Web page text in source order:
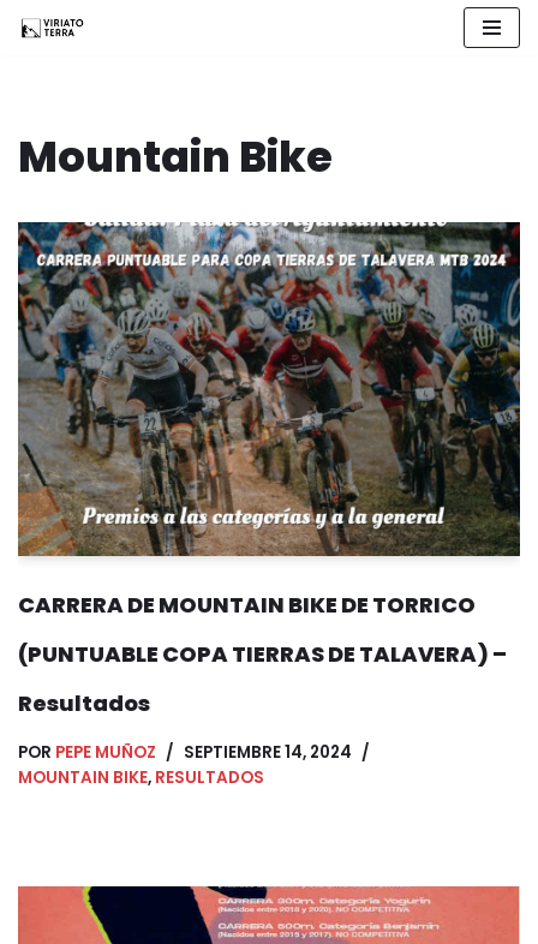
Mountain Bike
CARRERA DE MOUNTAIN BIKE DE TORRICO
(PUNTUABLE COPA TIERRAS DE TALAVERA) –
Resultados
POR PEPE MUÑOZ
SEPTIEMBRE 14, 2024
MOUNTAIN BIKE, RESULTADOS